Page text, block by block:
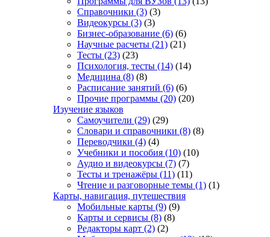
Справочники (3) (3)
Видеокурсы (3) (3)
Бизнес-образование (6) (6)
Научные расчеты (21) (21)
Тесты (23) (23)
Психология, тесты (14) (14)
Медицина (8) (8)
Расписание занятий (6) (6)
Прочие программы (20) (20)
Изучение языков
Самоучители (29) (29)
Словари и справочники (8) (8)
Переводчики (4) (4)
Учебники и пособия (10) (10)
Аудио и видеокурсы (7) (7)
Тесты и тренажёры (11) (11)
Чтение и разговорные темы (1) (1)
Карты, навигация, путешествия
Мобильные карты (9) (9)
Карты и сервисы (8) (8)
Редакторы карт (2) (2)